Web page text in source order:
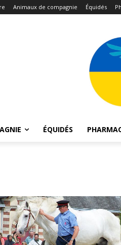
Animaux de compagnie Équidés
ÉQUIDÉS